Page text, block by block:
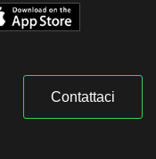
Contattaci